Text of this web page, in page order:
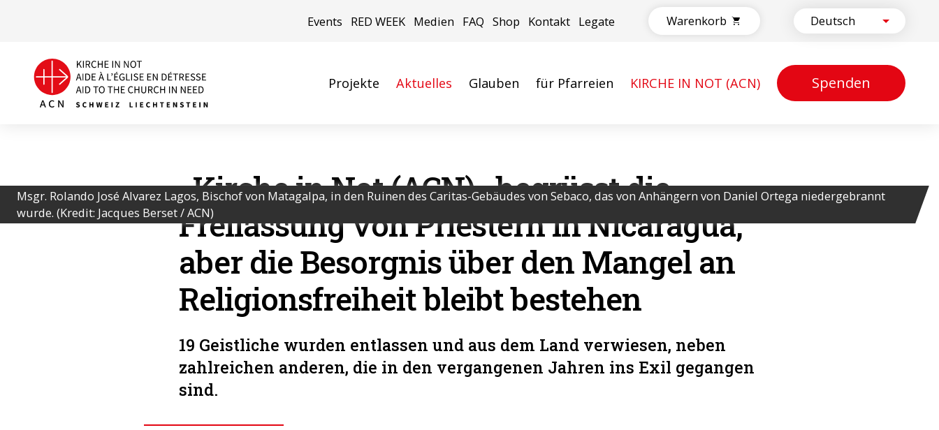
Events RED WEEK Medien FAQ Shop Kontakt Legate Warenkorb
Projekte Aktuelles Glauben für Pfarreien KIRCHE IN NOT (ACN) Spenden
Msgr. Rolando José Alvarez Lagos, Bischof von Matagalpa, in den Ruinen des Caritas-Gebäudes von Sebaco, das von Anhängern von Daniel Ortega niedergebrannt
wurde. (Kredit: Jacques Berset / ACN)
«Kirche in Not (ACN)» begrüsst die
Freilassung von Priestern in Nicaragua,
aber die Besorgnis über den Mangel an
Religionsfreiheit bleibt bestehen
19 Geistliche wurden entlassen und aus dem Land verwiesen, neben
zahlreichen anderen, die in den vergangenen Jahren ins Exil gegangen
sind.